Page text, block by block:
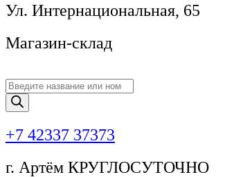
Ул. Интернациональная, 65
Магазин-склад
Поиск
товаров
+7 42337 37373
г. Артём КРУГЛОСУТОЧНО